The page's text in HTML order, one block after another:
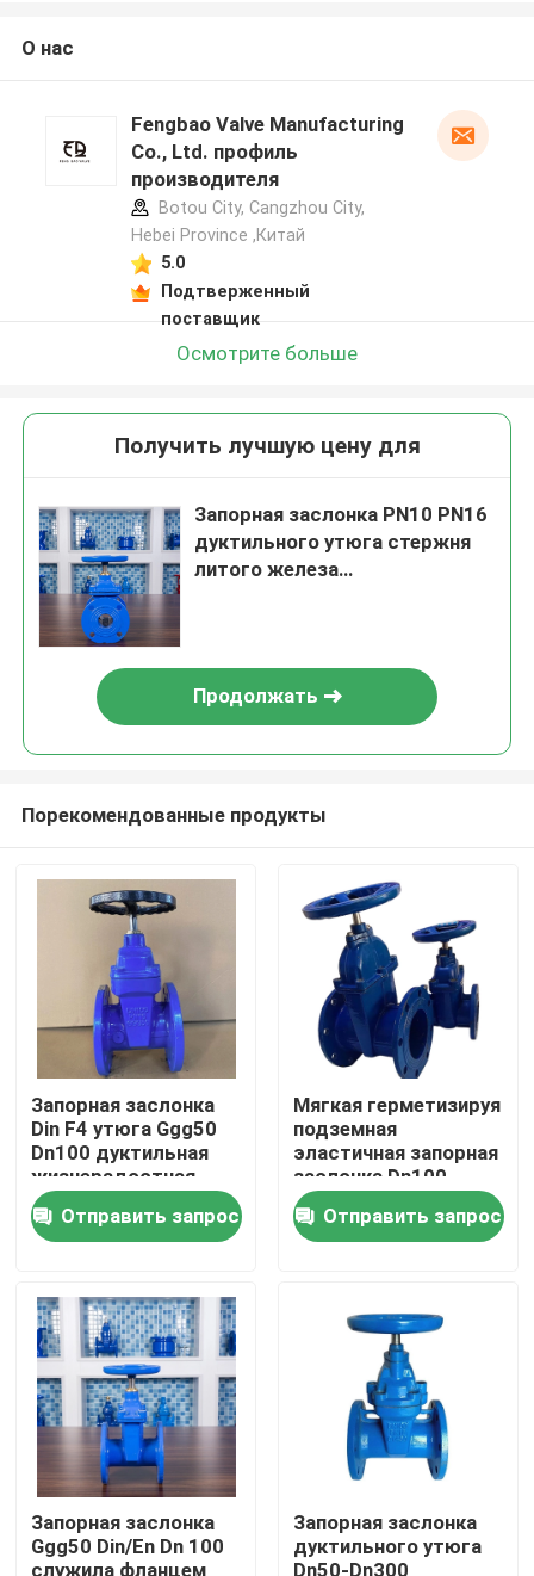
Дом
Продукты
Путешествие фабрики
Проверка качества
Свяжитесь мы
О нас
Fengbao Valve Manufacturing
Co., Ltd. профиль
производителя
Botou City, Cangzhou City,
Hebei Province ,Китай
5.0
Подтверженный
поставщик
Осмотрите больше
Получить лучшую цену для
Запорная заслонка PN10 PN16
дуктильного утюга стержня
литого железа
Продолжать
Порекомендованные продукты
Запорная заслонка
Din F4 утюга Ggg50
Dn100 дуктильная
жизнерадостная
усаженная не ржавея
Отправить запрос
Мягкая герметизируя
подземная
эластичная запорная
заслонка Dn100
Dn200 места QT450
Отправить запрос
Запорная заслонка
Ggg50 Din/En Dn 100
служила фланцем
Запорная заслонка
дуктильного утюга
Dn50-Dn300